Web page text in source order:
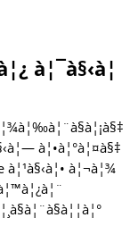
à¦¯à§‹à¦
à¦•à¦°à¦¤à§‡
à¦¹à§‹à¦• à¦¬à¦¾